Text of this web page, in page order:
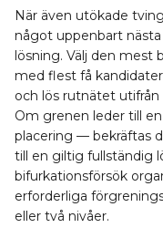
När även utökade
något uppenbart
lösning. Välj den mest
med flest få
och lös rutnätet
Om grenen leder till
placering — bekräftas
till en giltig fullständig
bifurkationsförsök
erforderliga
eller två nivåer.